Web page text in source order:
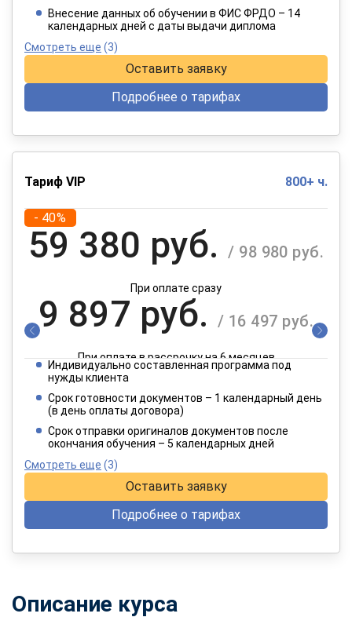
При оплате в рассрочку на 12 месяцев
Внесение данных об обучении в ФИС ФРДО – 14
календарных дней с даты выдачи диплома
Смотреть еще (3)
Оставить заявку
Подробнее о тарифах
Тариф VIP 800+ ч.
- 40%
59 380 руб. / 98 980 руб.
При оплате сразу
9 897 руб. / 16 497 руб.
При оплате в рассрочку на 6 месяцев
4 949 руб. / 8 249 руб.
При оплате в рассрочку на 12 месяцев
Индивидуально составленная программа под
нужды клиента
Срок готовности документов – 1 календарный день
(в день оплаты договора)
Срок отправки оригиналов документов после
окончания обучения – 5 календарных дней
Смотреть еще (3)
Оставить заявку
Подробнее о тарифах
Описание курса